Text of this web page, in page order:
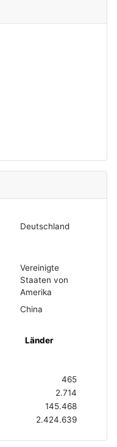
Deutschland
Vereinigte
Staaten von
Amerika
China
Länder
465
2.714
145.468
2.424.639